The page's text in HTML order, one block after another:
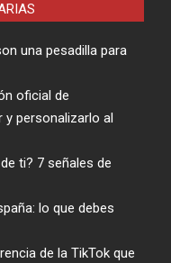
una pesadilla para
oficial de
y personalizarlo al
ti? 7 señales de
lo que debes
de la TikTok que